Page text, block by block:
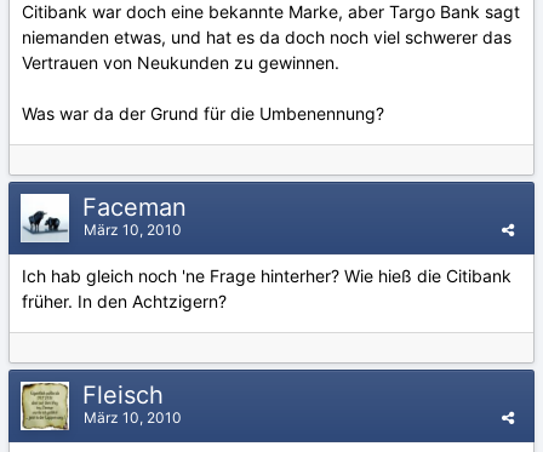
Citibank war doch eine bekannte Marke, aber Targo Bank sagt
niemanden etwas, und hat es da doch noch viel schwerer das
Vertrauen von Neukunden zu gewinnen.
Was war da der Grund für die Umbenennung?
Faceman
März 10, 2010
Ich hab gleich noch 'ne Frage hinterher? Wie hieß die Citibank
früher. In den Achtzigern?
Fleisch
März 10, 2010